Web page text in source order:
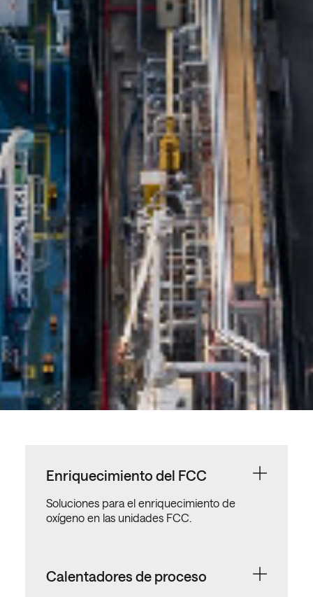
Enriquecimiento del FCC
Soluciones para el enriquecimiento de
oxígeno en las unidades FCC.
Calentadores de proceso